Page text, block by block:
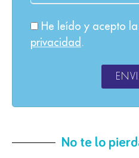
He leído y acepto la
privacidad .
No te lo